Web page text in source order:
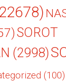
SOROT
(2998)
(100)